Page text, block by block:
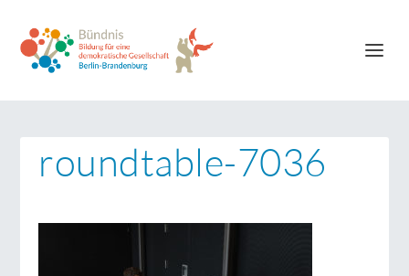
roundtable-7036